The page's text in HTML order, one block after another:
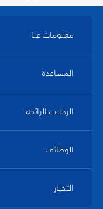
معلومات عنا
المساعدة
الرحلات الرائجة
الوظائف
الأخبار